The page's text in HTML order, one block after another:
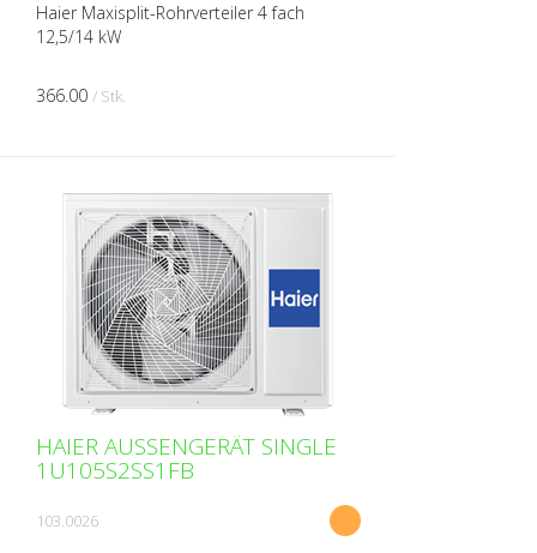
Haier Maxisplit-Rohrverteiler 4 fach
12,5/14 kW
366.00 / Stk.
HAIER AUSSENGERÄT SINGLE
1U105S2SS1FB
103.0026